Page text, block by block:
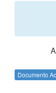
Documento